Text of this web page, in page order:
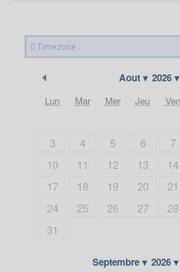
Timezone :
Aout 2026
Lun Mar Mer Jeu Ven
3
4 5 6 7
10
11 12 13 14
17
18 19 20 21
24
25 26 27 28
31
Septembre 2026